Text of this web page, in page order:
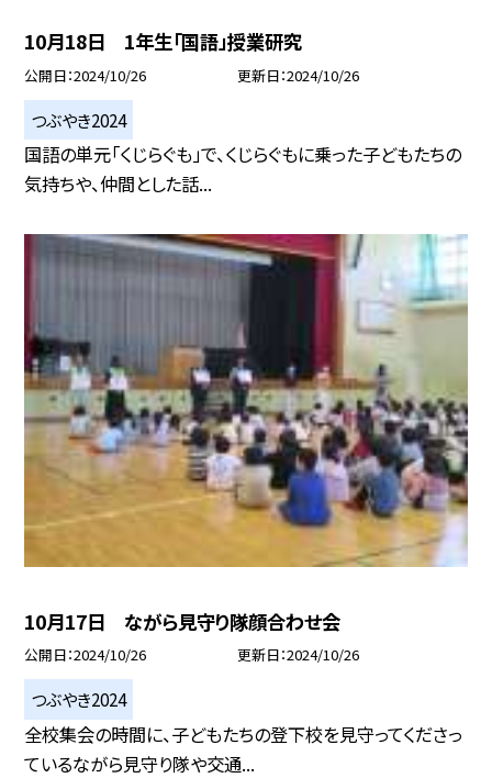
10月18日 1年生「国語」授業研究
公開日 2024/10/26 更新日 2024/10/26
つぶやき2024
国語の単元「くじらぐも」で、くじらぐもに乗った子どもたちの
気持ちや、仲間とした話...
10月17日 ながら見守り隊顔合わせ会
公開日 2024/10/26 更新日 2024/10/26
つぶやき2024
全校集会の時間に、子どもたちの登下校を見守ってくださっ
ているながら見守り隊や交通...